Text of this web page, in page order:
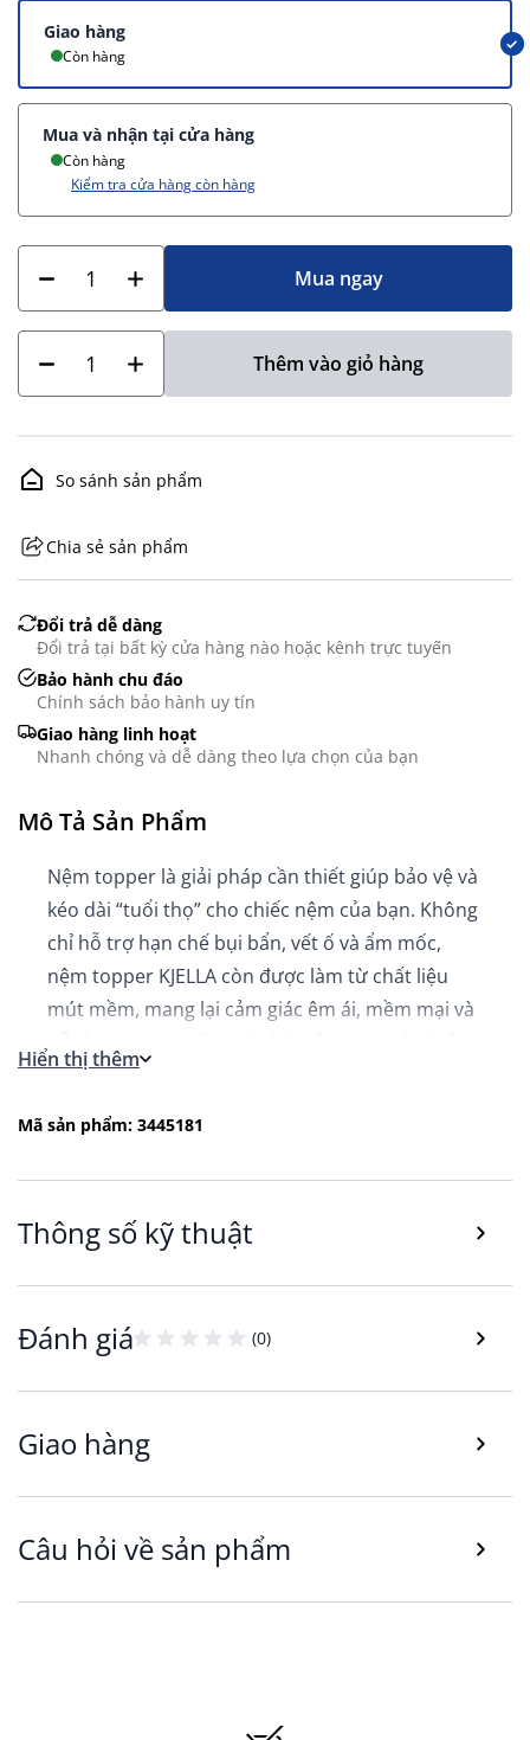
Giao hàng
Còn hàng
Mua và nhận tại cửa hàng
Còn hàng
Kiểm tra cửa hàng còn hàng
Mua ngay
Thêm vào giỏ hàng
So sánh sản phẩm
GHS07 - Advarsel
Chia sẻ sản phẩm
Đổi trả dễ dàng
Đổi trả tại bất kỳ cửa hàng nào hoặc kênh trực tuyến
Bảo hành chu đáo
Chính sách bảo hành uy tín
Giao hàng linh hoạt
Nhanh chóng và dễ dàng theo lựa chọn của bạn
Mô Tả Sản Phẩm
Nệm topper là giải pháp cần thiết giúp bảo vệ và
kéo dài “tuổi thọ” cho chiếc nệm của bạn. Không
chỉ hỗ trợ hạn chế bụi bẩn, vết ố và ẩm mốc,
nệm topper KJELLA còn được làm từ chất liệu
mút mềm, mang lại cảm giác êm ái, mềm mại và
kế nhỏ gọn, sản phẩm có thể dễ dàng xếp gọn
thuận tiện cho việc bảo quản.
như một lớp bảo vệ hiệu quả, giúp hạn chế các
Hiển thị thêm
Mã sản phẩm: 3445181
Thông số kỹ thuật
Đánh giá (0)
Giao hàng
Câu hỏi về sản phẩm